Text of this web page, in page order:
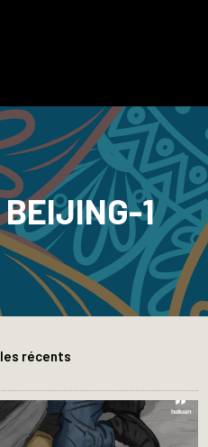
1
récents